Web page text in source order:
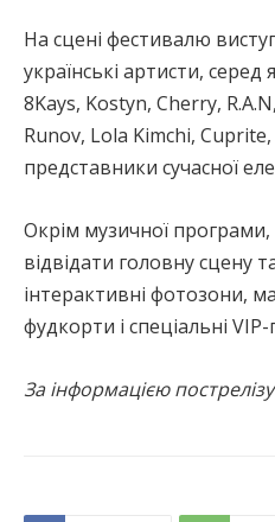
На сцені фестивалю
українські артисти,
8Kays, Kostyn, Cherry,
Runov, Lola Kimchi, Cuprite,
представники сучасної
Окрім музичної програми,
відвідати головну сцену
інтерактивні фотозони,
фудкорти і спеціальні
За інформацією пострелізу